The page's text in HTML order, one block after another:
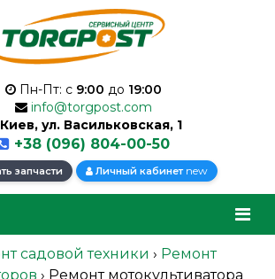
Пн-Пт: с 9:00 до 19:00
info@torgpost.com
ул. Васильковская, 1
+38 (096) 804-00-50
запчасти Личный кабинет new
садовой техники › Ремонт
› Ремонт мотокультиватора